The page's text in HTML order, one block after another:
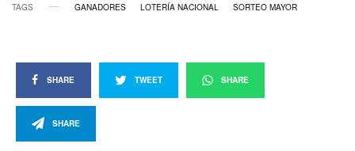
TAGS GANADORES LOTERÍA NACIONAL SORTEO MAYOR
SHARE TWEET SHARE
SHARE